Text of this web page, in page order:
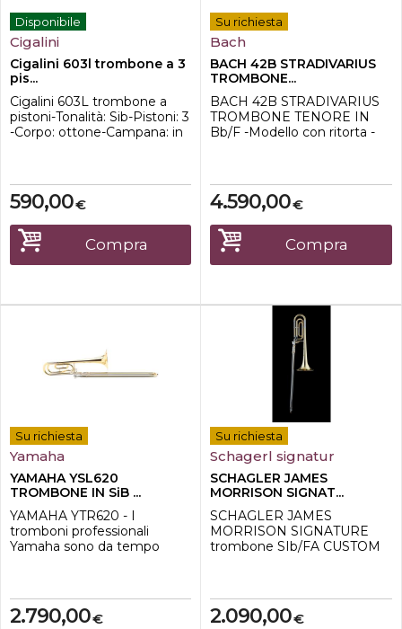
Disponibile
Cigalini
Cigalini 603l trombone a 3
pis...
Cigalini 603L trombone a
pistoni-Tonalità: Sib-Pistoni: 3
-Corpo: ottone-Campana: in
yellow trasparente-Forma
pompa: modello lungo-Peso:
2,11 kg-Include bocchino e
custodia
€
590,00
Compra
Su richiesta
Bach
BACH 42B STRADIVARIUS
TROMBONE...
BACH 42B STRADIVARIUS
TROMBONE TENORE IN
Bb/F -Modello con ritorta -
Canneggio da 0,547 "(13,90
mm)-finitura laccato oro
€
4.590,00
Compra
Su richiesta
Yamaha
YAMAHA YSL620
TROMBONE IN SiB ...
YAMAHA YTR620 - I
tromboni professionali
Yamaha sono da tempo
timbro ricco e caldo. La
nuova serie 600 ha
€
2.790,00
Su richiesta
Schagerl signatur
SCHAGLER JAMES
MORRISON SIGNAT...
SCHAGLER JAMES
MORRISON SIGNATURE
trombone SIb/FA CUSTOM
collaborazione del
leggendario polistrumentista
€
2.090,00